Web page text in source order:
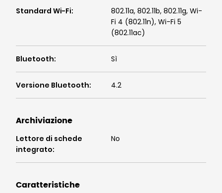
Standard Wi-Fi:
802.11a, 802.11b, 802.11g, Wi-
Fi 4 (802.11n), Wi-Fi 5
(802.11ac)
Bluetooth: Sì
Versione Bluetooth: 4.2
Archiviazione
Lettore di schede
integrato:
No
Caratteristiche